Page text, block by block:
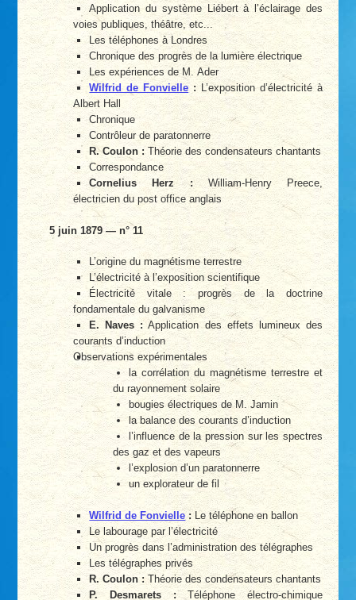
Application du système Liébert à l’éclairage des
voies publiques, théâtre, etc...
Les téléphones à Londres
Chronique des progrès de la lumière électrique
Les expériences de M. Ader
Wilfrid de Fonvielle:L’exposition d’électricité à
Albert Hall
Chronique
Contrôleur de paratonnerre
R. Coulon :Théorie des condensateurs chantants
Correspondance
Cornelius Herz :William-Henry Preece,
électricien du post office anglais
5 juin 1879 — n° 11
L’origine du magnétisme terrestre
L’électricité à l’exposition scientifique
Électricité vitale : progrès de la doctrine
fondamentale du galvanisme
E. Naves : Application des effets lumineux des
courants d’induction
Observations expérimentales
la corrélation du magnétisme terrestre et
du rayonnement solaire
bougies électriques de M. Jamin
la balance des courants d’induction
l’influence de la pression sur les spectres
des gaz et des vapeurs
l’explosion d’un paratonnerre
un explorateur de fil
Wilfrid de Fonvielle: Le téléphone en ballon
Le labourage par l’électricité
Un progrès dans l’administration des télégraphes
Les télégraphes privés
R. Coulon : Théorie des condensateurs chantants
P. Desmarets :Téléphone électro-chimique